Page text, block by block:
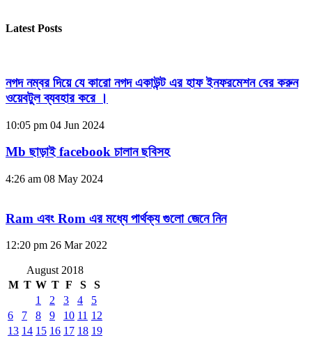
Latest Posts
নগদ নম্বর দিয়ে যে কারো নগদ একাউন্ট এর হাফ ইনফরমেশন বের করুন
ওয়েবটুল ব্যবহার করে ।
10:05 pm 04 Jun 2024
Mb ছাড়াই facebook চালান ছবিসহ
4:26 am 08 May 2024
Ram এবং Rom এর মধ্যে পার্থক্য গুলো জেনে নিন
12:20 pm 26 Mar 2022
August 2018
M T W T F S
S
1
2 3 4
5
6
7 8 9 10 11 12
13 14 15 16 17 18 19